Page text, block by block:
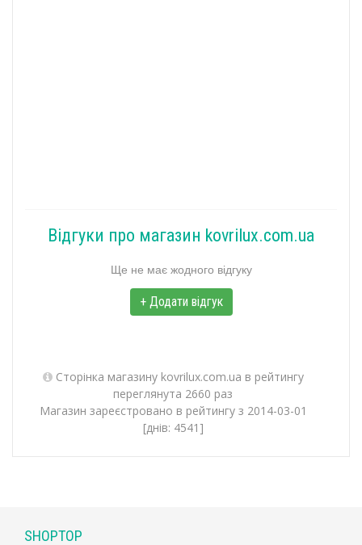
Відгуки про магазин kovrilux.com.ua
Ще не має жодного відгуку
+ Додати відгук
Сторінка магазину kovrilux.com.ua в рейтингу
переглянута 2660 раз
Магазин зареєстровано в рейтингу з 2014-03-01
[днів: 4541]
SHOPTOP